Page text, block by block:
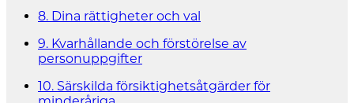
8. Dina rättigheter och val
9. Kvarhållande och förstörelse av
personuppgifter
10. Särskilda försiktighetsåtgärder för